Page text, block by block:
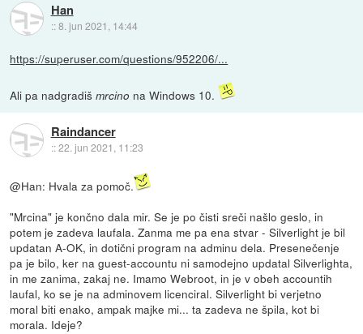
Han
::8. jun 2021, 14:44
https://superuser.com/questions/952206/...
Ali pa nadgradišmrcino na Windows 10.
Raindancer
::22. jun 2021, 11:23
@Han: Hvala za pomoč.
"Mrcina" je končno dala mir. Se je po čisti sreči našlo geslo, in
potem je zadeva laufala. Zanma me pa ena stvar - Silverlight je bil
updatan A-OK, in dotični program na adminu dela. Presenečenje
pa je bilo, ker na guest-accountu ni samodejno updatal Silverlighta,
in me zanima, zakaj ne. Imamo Webroot, in je v obeh accountih
laufal, ko se je na adminovem licenciral. Silverlight bi verjetno
moral biti enako, ampak majke mi... ta zadeva ne špila, kot bi
morala. Ideje?